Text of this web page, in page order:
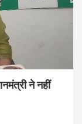
ने नहीं